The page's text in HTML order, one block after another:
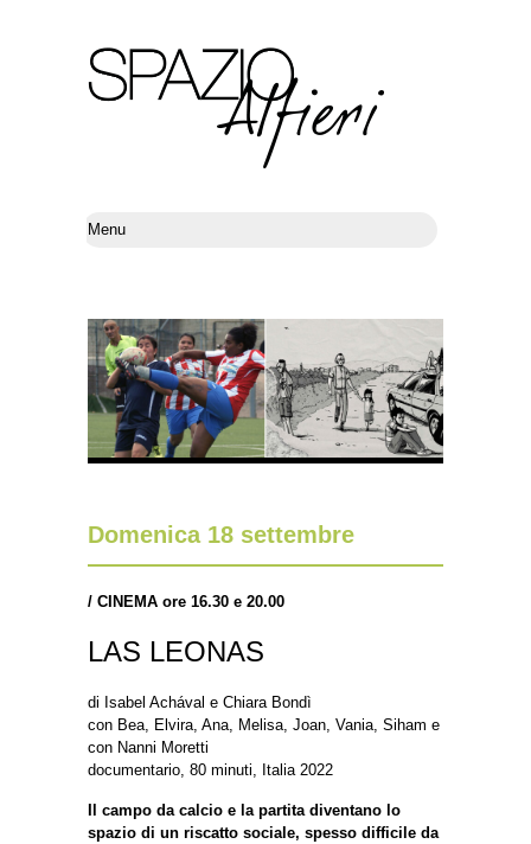
Domenica 18 settembre
/ CINEMA ore 16.30 e 20.00
LAS LEONAS
di Isabel Achával e Chiara Bondì
con Bea, Elvira, Ana, Melisa, Joan, Vania, Siham e
con Nanni Moretti
documentario, 80 minuti, Italia 2022
Il campo da calcio e la partita diventano lo
spazio di un riscatto sociale, spesso difficile da